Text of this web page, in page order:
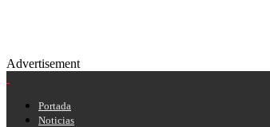
Advertisement
Portada
Noticias